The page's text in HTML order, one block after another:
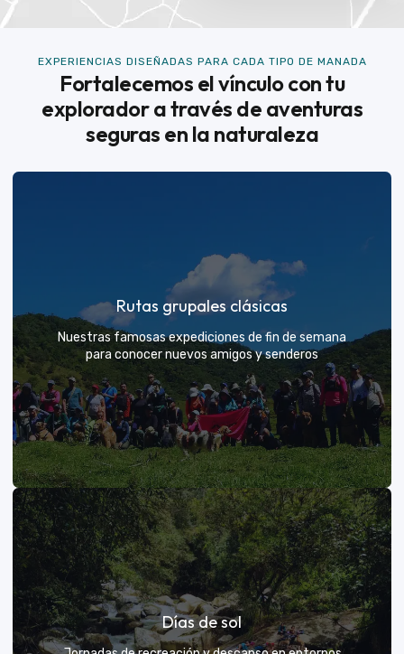
EXPERIENCIAS DISEÑADAS PARA CADA TIPO DE MANADA
Fortalecemos el vínculo con tu
explorador a través de aventuras
seguras en la naturaleza
Rutas grupales clásicas
Nuestras famosas expediciones de fin de semana
para conocer nuevos amigos y senderos
Rutas grupales clásicas
Únete a la manada y descubre nuevos senderos
Días de sol